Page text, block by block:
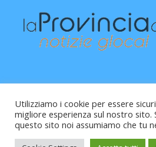
Raffaele Vitali - via Leopardi 10
Utilizziamo i cookie per essere
migliore esperienza sul nostro sito.
questo sito noi assumiamo che tu